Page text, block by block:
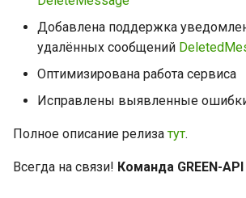
Добавлена поддержка
удалённых сообщений
Оптимизирована работа сервиса
Исправлены выявленные
Полное описание релизатут.
Всегда на связи! Команда GREEN-API